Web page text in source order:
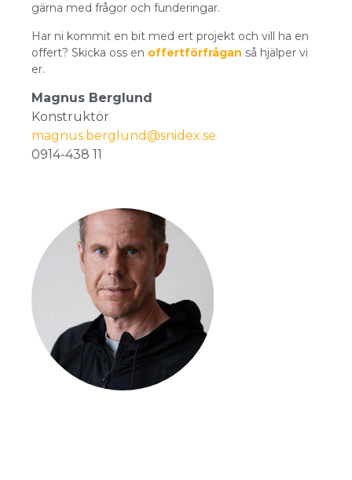
gärna med frågor och funderingar.
Har ni kommit en bit med ert projekt och vill ha en
offert? Skicka oss en offertförfrågan så hjälper vi
er.
Magnus Berglund
Konstruktör
magnus.berglund@snidex.se
0914-438 11